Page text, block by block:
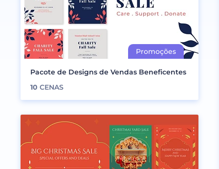
Pacote de Designs de Vendas Beneficentes
10 CENAS